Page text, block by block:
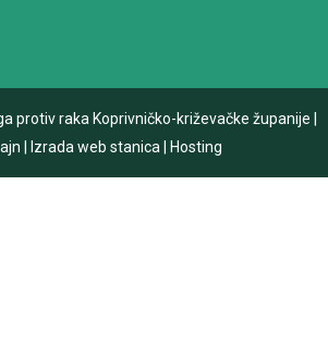
protiv raka Koprivničko-križevačke županije
Izrada web stanica Hosting